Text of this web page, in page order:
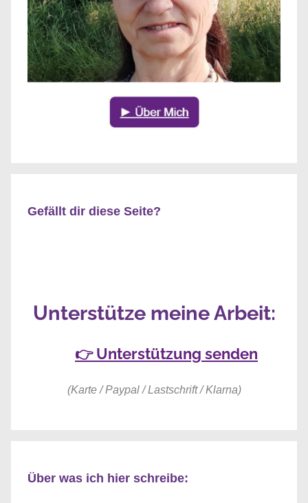
Gefällt dir diese Seite?
Unterstütze meine Arbeit:
👉 Unterstützung senden
(Karte / Paypal / Lastschrift / Klarna)
Über was ich hier schreibe: